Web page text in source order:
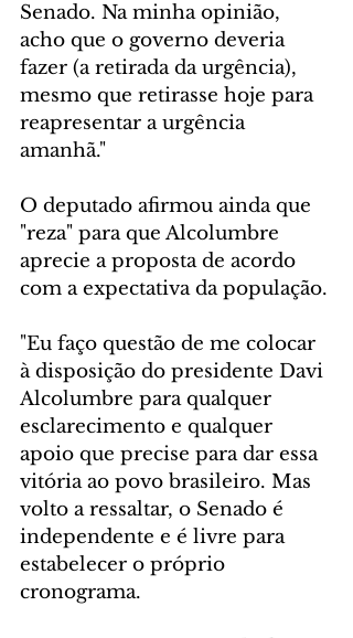
Senado. Na minha opinião,
acho que o governo deveria
fazer (a retirada da urgência),
mesmo que retirasse hoje para
reapresentar a urgência
amanhã."
O deputado afirmou ainda que
"reza" para que Alcolumbre
aprecie a proposta de acordo
com a expectativa da população.
"Eu faço questão de me colocar
à disposição do presidente Davi
Alcolumbre para qualquer
esclarecimento e qualquer
apoio que precise para dar essa
vitória ao povo brasileiro. Mas
volto a ressaltar, o Senado é
independente e é livre para
estabelecer o próprio
cronograma.